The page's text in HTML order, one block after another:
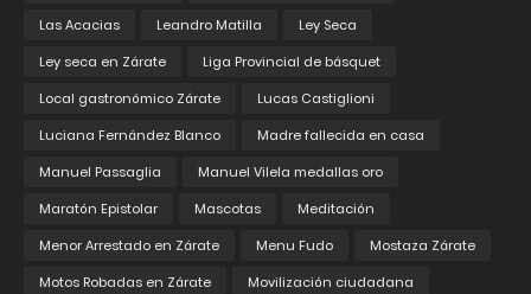
Las Acacias
Leandro Matilla
Ley Seca
Ley seca en Zárate
Liga Provincial de básquet
Local gastronómico Zárate
Lucas Castiglioni
Luciana Fernández Blanco
Madre fallecida en casa
Manuel Passaglia
Manuel Vilela medallas oro
Maratón Epistolar
Mascotas
Meditación
Menor Arrestado en Zárate
Menu Fudo
Mostaza Zárate
Motos Robadas en Zárate
Movilización ciudadana